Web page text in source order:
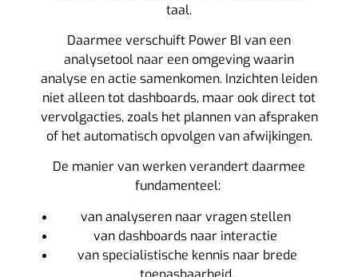
taal.
Daarmee verschuift Power BI van een
analysetool naar een omgeving waarin
analyse en actie samenkomen. Inzichten leiden
niet alleen tot dashboards, maar ook direct tot
vervolgacties, zoals het plannen van afspraken
of het automatisch opvolgen van afwijkingen.
De manier van werken verandert daarmee
fundamenteel:
van analyseren naar vragen stellen
van dashboards naar interactie
van specialistische kennis naar brede